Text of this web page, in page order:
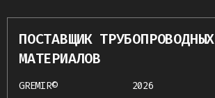
ПОСТАВЩИК ТРУБОПРОВОДНЫХ
МАТЕРИАЛОВ
GREMIR© 2026